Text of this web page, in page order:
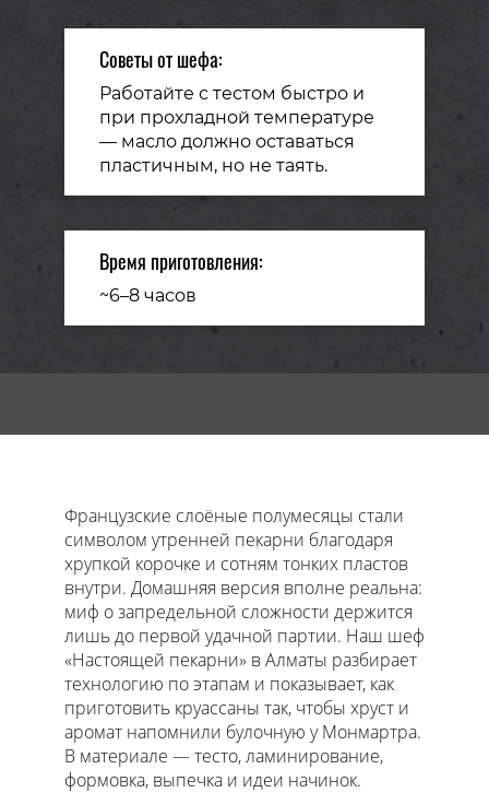
Советы от шефа:
Работайте с тестом быстро и
при прохладной температуре
— масло должно оставаться
пластичным, но не таять.
Время приготовления:
~6–8 часов
Блог
Рецепт круассанов
Французские слоёные полумесяцы стали
символом утренней пекарни благодаря
хрупкой корочке и сотням тонких пластов
внутри. Домашняя версия вполне реальна:
миф о запредельной сложности держится
лишь до первой удачной партии. Наш шеф
«Настоящей пекарни» в Алматы разбирает
технологию по этапам и показывает, как
приготовить круассаны так, чтобы хруст и
аромат напомнили булочную у Монмартра.
В материале — тесто, ламинирование,
формовка, выпечка и идеи начинок.